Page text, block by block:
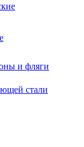
и фляги
стали